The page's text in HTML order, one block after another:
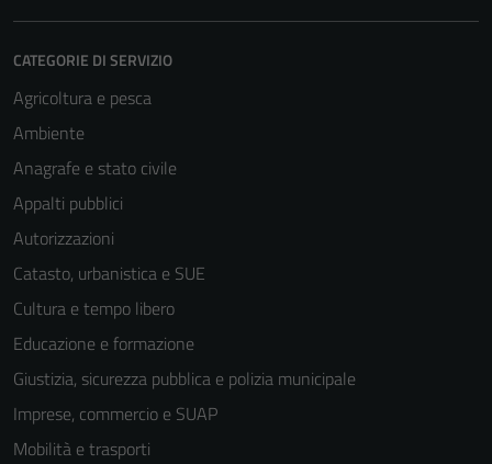
CATEGORIE DI SERVIZIO
Agricoltura e pesca
Ambiente
Anagrafe e stato civile
Appalti pubblici
Autorizzazioni
Catasto, urbanistica e SUE
Cultura e tempo libero
Educazione e formazione
Giustizia, sicurezza pubblica e polizia municipale
Imprese, commercio e SUAP
Mobilità e trasporti